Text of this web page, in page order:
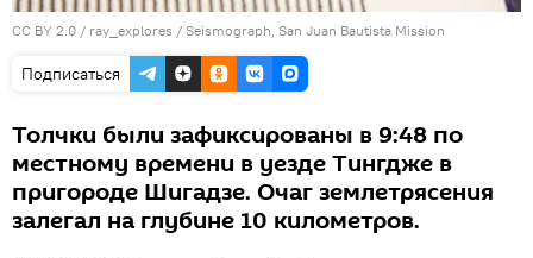
CC BY 2.0 / ray_explores / Seismograph, San Juan Bautista Mission
Подписаться
Толчки были зафиксированы в 9:48 по
местному времени в уезде Тингдже в
пригороде Шигадзе. Очаг землетрясения
залегал на глубине 10 километров.